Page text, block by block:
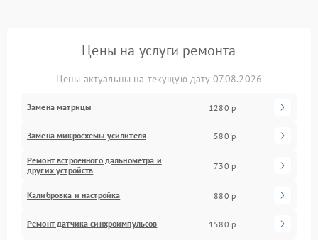
Цены на услуги ремонта
Цены актуальны на текущую дату 07.08.2026
Замена матрицы 1280 р
Замена микросхемы усилителя 580 р
Ремонт встроенного дальнометра и
других устройств
730 р
Калибровка и настройка 880 р
Ремонт датчика синхроимпульсов 1580 р